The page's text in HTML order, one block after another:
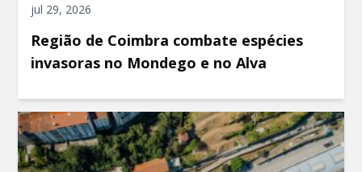
jul 29, 2026
Região de Coimbra combate espécies
invasoras no Mondego e no Alva